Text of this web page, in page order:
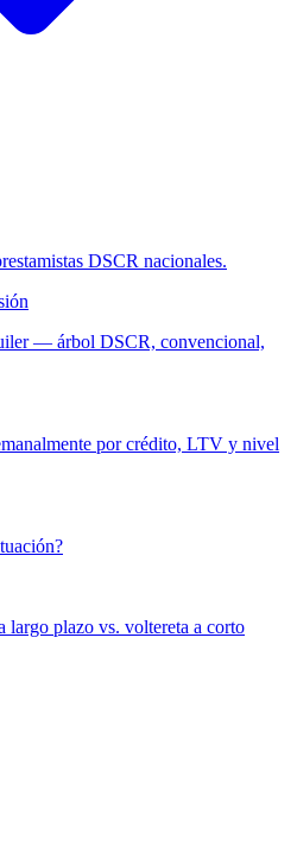
DSCR nacionales.
— árbol DSCR, convencional,
por crédito, LTV y nivel
largo plazo vs. voltereta a corto